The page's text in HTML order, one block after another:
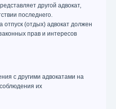
другой адвокат,
последнего.
отпуск (отдых) адвокат должен
прав и интересов
с другими адвокатами на
их